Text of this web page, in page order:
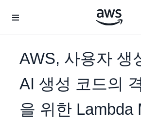
AWS, 사용자 생
AI 생성 코드의
을 위한 Lambda